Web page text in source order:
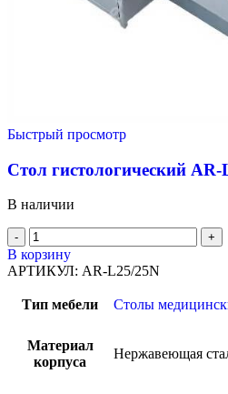
Быстрый просмотр
Стол гистологический
В наличии
В корзину
АРТИКУЛ: AR-L25/25N
Тип мебели Столы
Материал
корпуса
Нержавеющая